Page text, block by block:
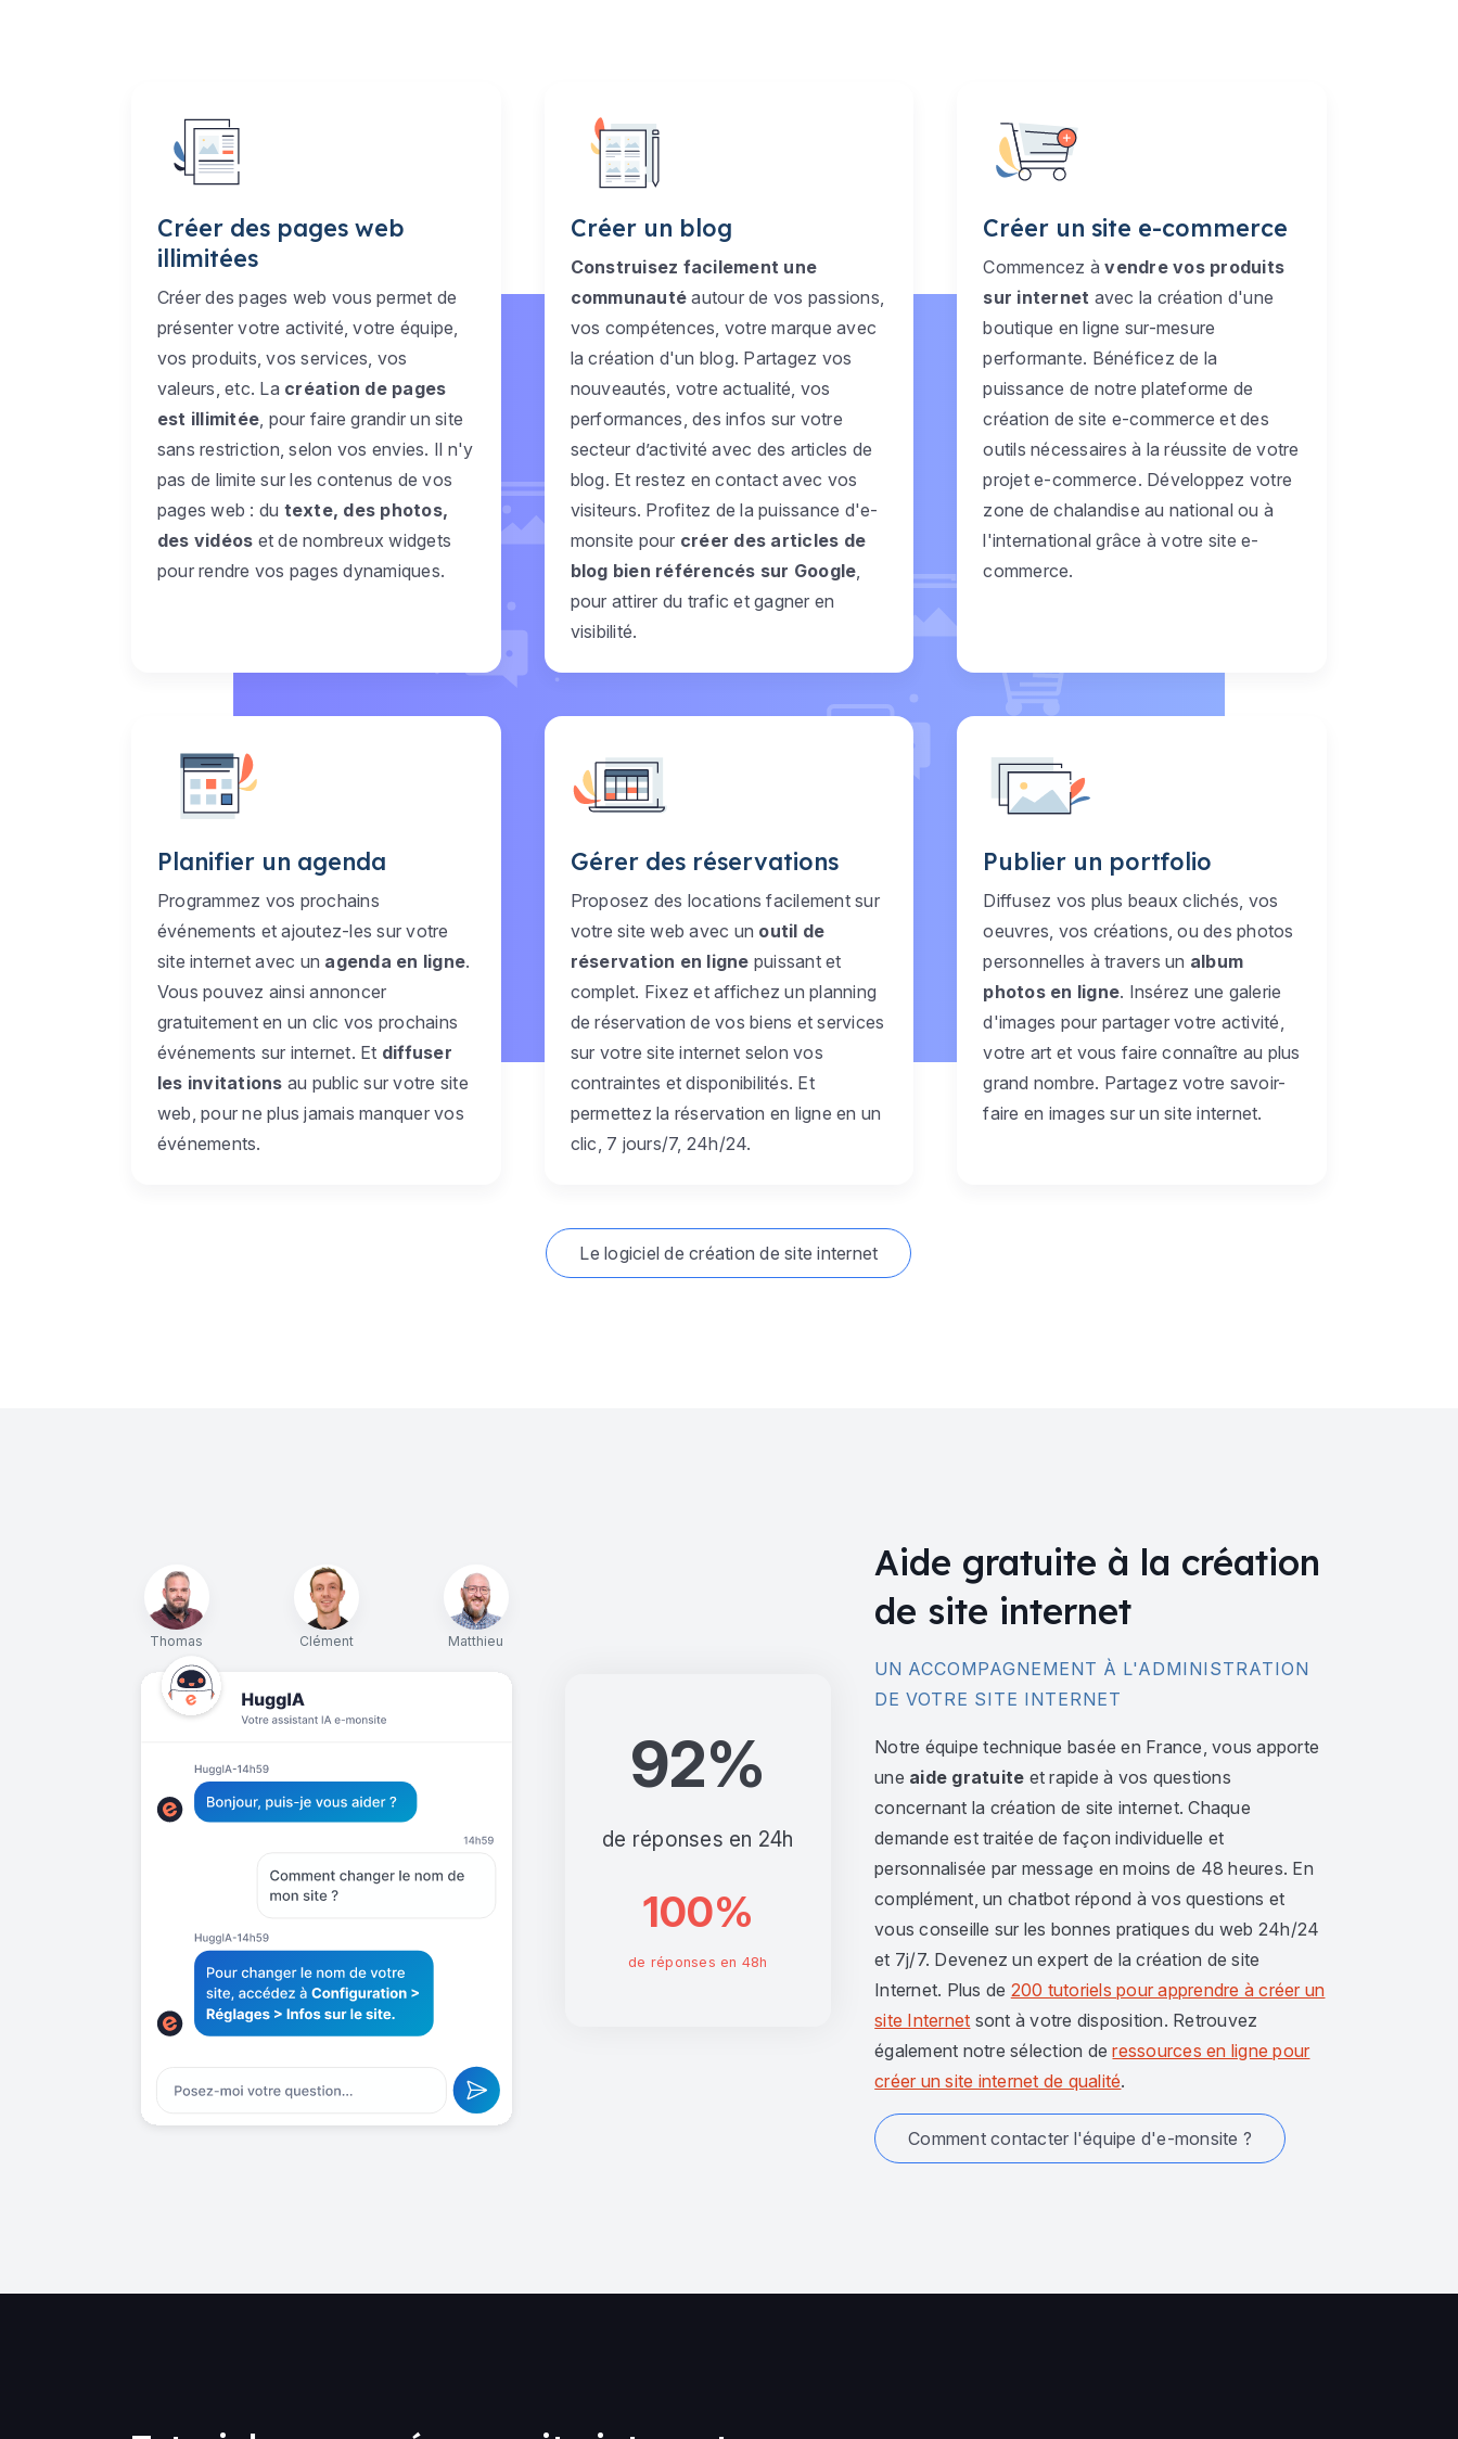
Créer des pages web
illimitées
Créer des pages web vous permet de
présenter votre activité, votre équipe,
vos produits, vos services, vos
valeurs, etc. La création de pages
est illimitée , pour faire grandir un site
sans restriction, selon vos envies. Il n'y
pas de limite sur les contenus de vos
pages web : du texte, des photos,
des vidéos et de nombreux widgets
pour rendre vos pages dynamiques.
Créer un blog
Construisez facilement une
communauté autour de vos passions,
vos compétences, votre marque avec
la création d'un blog. Partagez vos
nouveautés, votre actualité, vos
performances, des infos sur votre
secteur d’activité avec des articles de
blog. Et restez en contact avec vos
visiteurs. Profitez de la puissance d'e-
monsite pour créer des articles de
blog bien référencés sur Google
pour attirer du trafic et gagner en
visibilité.
Créer un site e-commerce
Commencez àvendre vos produits
sur internet avec la création d'une
boutique en ligne sur-mesure
performante. Bénéficez de la
puissance de notre plateforme de
création de site e-commerce et des
outils nécessaires à la réussite de votre
projet e-commerce. Développez votre
zone de chalandise au national ou à
l'international grâce à votre site e-
commerce.
Planifier un agenda
Programmez vos prochains
événements et ajoutez-les sur votre
site internet avec un agenda en ligne.
Vous pouvez ainsi annoncer
gratuitement en un clic vos prochains
événements sur internet. Et diffuser
les invitations au public sur votre site
web, pour ne plus jamais manquer vos
événements.
Gérer des réservations
Proposez des locations facilement sur
votre site web avec un outil de
réservation en ligne puissant et
complet. Fixez et affichez un planning
de réservation de vos biens et services
sur votre site internet selon vos
contraintes et disponibilités. Et
permettez la réservation en ligne en un
clic, 7 jours/7, 24h/24.
Publier un portfolio
Diffusez vos plus beaux clichés, vos
oeuvres, vos créations, ou des photos
personnelles à travers un album
photos en ligne. Insérez une galerie
d'images pour partager votre activité,
votre art et vous faire connaître au plus
grand nombre. Partagez votre savoir-
faire en images sur un site internet.
Le logiciel de création de site internet
Thomas Clément Matthieu
92%
de réponses en 24h
100%
de réponses en 48h
Aide gratuite à la création
de site internet
UN ACCOMPAGNEMENT À L'ADMINISTRATION
DE VOTRE SITE INTERNET
Notre équipe technique basée en France, vous apporte
une aide gratuite et rapide à vos questions
concernant la création de site internet. Chaque
demande est traitée de façon individuelle et
personnalisée par message en moins de 48 heures. En
complément, un chatbot répond à vos questions et
vous conseille sur les bonnes pratiques du web 24h/24
et 7j/7. Devenez un expert de la création de site
Internet. Plus de 200 tutoriels pour apprendre à créer un
site Internet sont à votre disposition. Retrouvez
également notre sélection deressources en ligne pour
créer un site internet de qualité.
Comment contacter l'équipe d'e-monsite ?